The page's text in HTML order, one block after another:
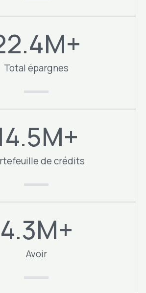
Total épargnes
M+
de crédits
M+
Avoir
4.3M+